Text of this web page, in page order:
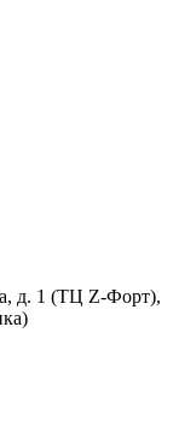
д. 1 (ТЦ Z-Форт),